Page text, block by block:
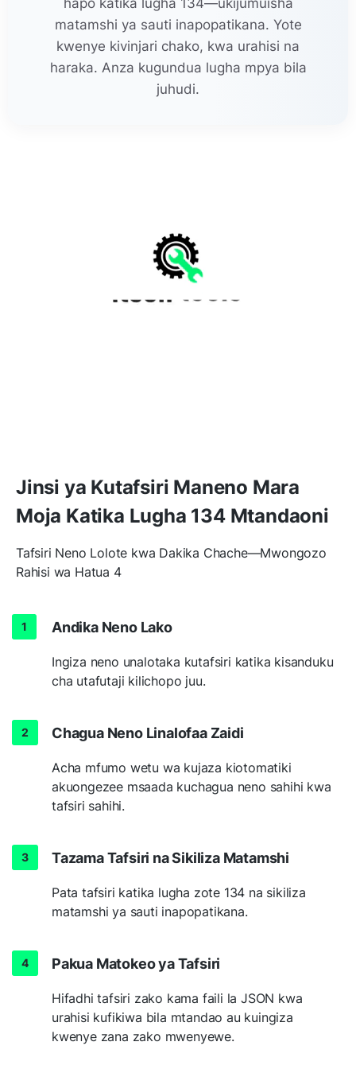
matamshi ya sauti inapopatikana. Yote
kwenye kivinjari chako, kwa urahisi na
haraka. Anza kugundua lugha mpya bila
juhudi.
Jinsi ya Kutafsiri Maneno Mara
Moja Katika Lugha 134 Mtandaoni
Tafsiri Neno Lolote kwa Dakika Chache—Mwongozo
Rahisi wa Hatua 4
Andika Neno Lako
Ingiza neno unalotaka kutafsiri katika kisanduku
cha utafutaji kilichopo juu.
Chagua Neno Linalofaa Zaidi
Acha mfumo wetu wa kujaza kiotomatiki
akuongezee msaada kuchagua neno sahihi kwa
tafsiri sahihi.
Tazama Tafsiri na Sikiliza Matamshi
Pata tafsiri katika lugha zote 134 na sikiliza
matamshi ya sauti inapopatikana.
Pakua Matokeo ya Tafsiri
Hifadhi tafsiri zako kama faili la JSON kwa
urahisi kufikiwa bila mtandao au kuingiza
kwenye zana zako mwenyewe.